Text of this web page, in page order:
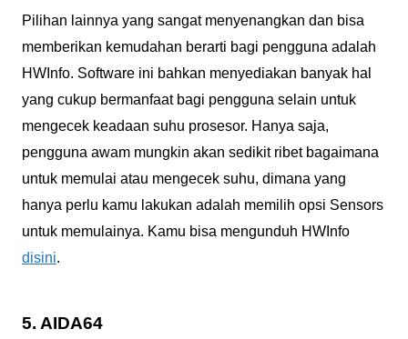
Pilihan lainnya yang sangat menyenangkan dan bisa
memberikan kemudahan berarti bagi pengguna adalah
HWInfo. Software ini bahkan menyediakan banyak hal
yang cukup bermanfaat bagi pengguna selain untuk
mengecek keadaan suhu prosesor. Hanya saja,
pengguna awam mungkin akan sedikit ribet bagaimana
untuk memulai atau mengecek suhu, dimana yang
hanya perlu kamu lakukan adalah memilih opsi Sensors
untuk memulainya. Kamu bisa mengunduh HWInfo
disini.
5. AIDA64